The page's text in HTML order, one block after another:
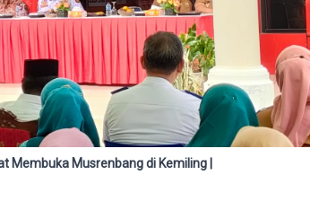
Membuka Musrenbang di Kemiling |